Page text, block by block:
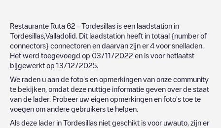
Restaurante Ruta 62 - Tordesillas is een laadstation in
Tordesillas Valladolid . Dit laadstation heeft in totaal {number of
connectors} connectoren en daarvan zijn er4 voor snelladen.
Het werd toegevoegd op 03/11/2022 en is voor hetlaatst
bijgewerkt op 13/12/2025
We raden u aan de foto's en opmerkingen van onze community
te bekijken, omdat deze nuttige informatie geven over de staat
van de lader. Probeer uw eigen opmerkingen en foto's toe te
voegen om andere gebruikers te helpen.
Als deze lader in Tordesillas niet geschikt is voor uwauto, zijn er